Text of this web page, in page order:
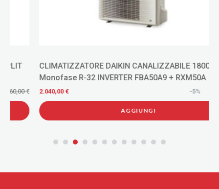
CLIMATIZZATORE DAIKIN CANALIZZABILE 18000 Btu
Monofase R-32 INVERTER FBA50A9 + RXM50A
2.040,00 € 2.150,00 €
AGGIUNGI